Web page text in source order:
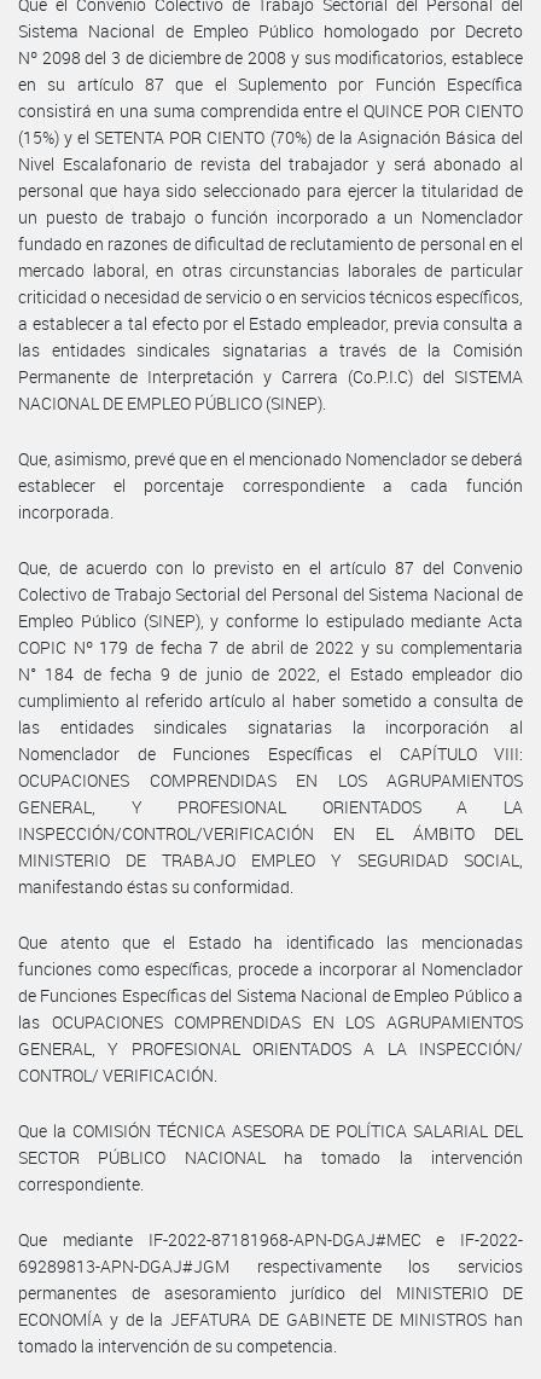
Sistema Nacional de Empleo Público homologado por Decreto
Nº 2098 del 3 de diciembre de 2008 y sus modificatorios, establece
en su artículo 87 que el Suplemento por Función Específica
consistirá en una suma comprendida entre el QUINCE POR CIENTO
(15%) y el SETENTA POR CIENTO (70%) de la Asignación Básica del
Nivel Escalafonario de revista del trabajador y será abonado al
personal que haya sido seleccionado para ejercer la titularidad de
un puesto de trabajo o función incorporado a un Nomenclador
fundado en razones de dificultad de reclutamiento de personal en el
mercado laboral, en otras circunstancias laborales de particular
criticidad o necesidad de servicio o en servicios técnicos específicos,
a establecer a tal efecto por el Estado empleador, previa consulta a
las entidades sindicales signatarias a través de la Comisión
Permanente de Interpretación y Carrera (Co.P.I.C) del SISTEMA
NACIONAL DE EMPLEO PÚBLICO (SINEP).
Que, asimismo, prevé que en el mencionado Nomenclador se deberá
establecer el porcentaje correspondiente a cada función
incorporada.
Que, de acuerdo con lo previsto en el artículo 87 del Convenio
Colectivo de Trabajo Sectorial del Personal del Sistema Nacional de
Empleo Público (SINEP), y conforme lo estipulado mediante Acta
COPIC Nº 179 de fecha 7 de abril de 2022 y su complementaria
N° 184 de fecha 9 de junio de 2022, el Estado empleador dio
cumplimiento al referido artículo al haber sometido a consulta de
las entidades sindicales signatarias la incorporación al
Nomenclador de Funciones Específicas el CAPÍTULO VIII:
OCUPACIONES COMPRENDIDAS EN LOS AGRUPAMIENTOS
GENERAL, Y PROFESIONAL ORIENTADOS A LA
INSPECCIÓN/CONTROL/VERIFICACIÓN EN EL ÁMBITO DEL
MINISTERIO DE TRABAJO EMPLEO Y SEGURIDAD SOCIAL,
manifestando éstas su conformidad.
Que atento que el Estado ha identificado las mencionadas
funciones como específicas, procede a incorporar al Nomenclador
de Funciones Específicas del Sistema Nacional de Empleo Público a
las OCUPACIONES COMPRENDIDAS EN LOS AGRUPAMIENTOS
GENERAL, Y PROFESIONAL ORIENTADOS A LA INSPECCIÓN/
CONTROL/ VERIFICACIÓN.
Que la COMISIÓN TÉCNICA ASESORA DE POLÍTICA SALARIAL DEL
SECTOR PÚBLICO NACIONAL ha tomado la intervención
correspondiente.
Que mediante IF-2022-87181968-APN-DGAJ#MEC e IF-2022-
69289813-APN-DGAJ#JGM respectivamente los servicios
permanentes de asesoramiento jurídico del MINISTERIO DE
ECONOMÍA y de la JEFATURA DE GABINETE DE MINISTROS han
tomado la intervención de su competencia.